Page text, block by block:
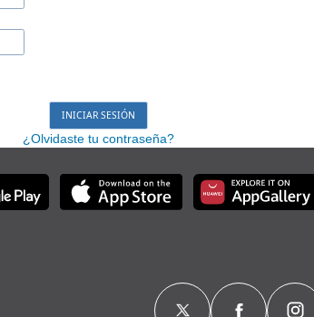
¿Olvidaste tu contraseña?